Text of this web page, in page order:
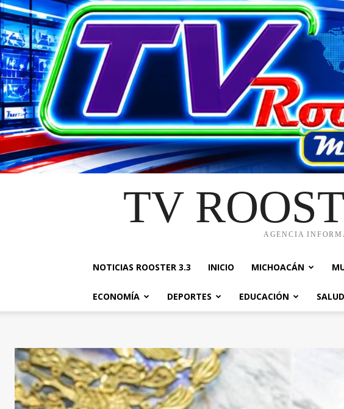
TV
AGENCIA
NOTICIAS ROOSTER 3.3 INICIO MICHOACÁN
ECONOMÍA DEPORTES EDUCACIÓN SALUD